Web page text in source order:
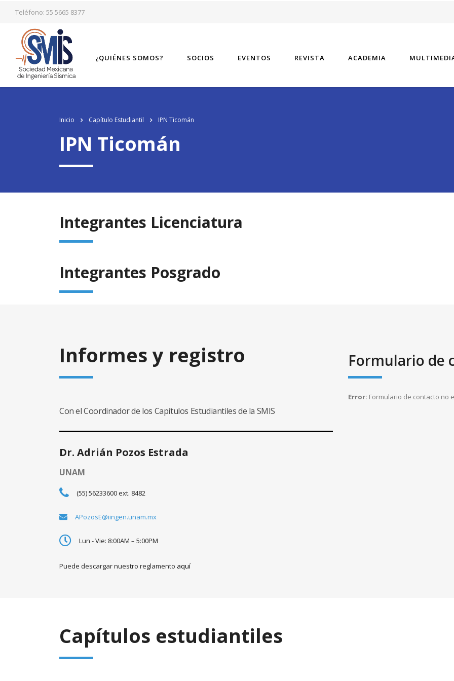
Teléfono: 55 5665 8377
¿QUIÉNES SOMOS? SOCIOS EVENTOS REVISTA ACADEMIA
Inicio Capítulo Estudiantil IPN Ticomán
IPN Ticomán
Integrantes Licenciatura
Integrantes Posgrado
Informes y registro
Con el Coordinador de los Capítulos Estudiantiles de la SMIS
Dr. Adrián Pozos Estrada
UNAM
(55) 56233600 ext. 8482
APozosE@iingen.unam.mx
Lun - Vie: 8:00AM – 5:00PM
Puede descargar nuestro reglamento aquí
Formulario de
Error: Formulario de contacto no
Capítulos estudiantiles